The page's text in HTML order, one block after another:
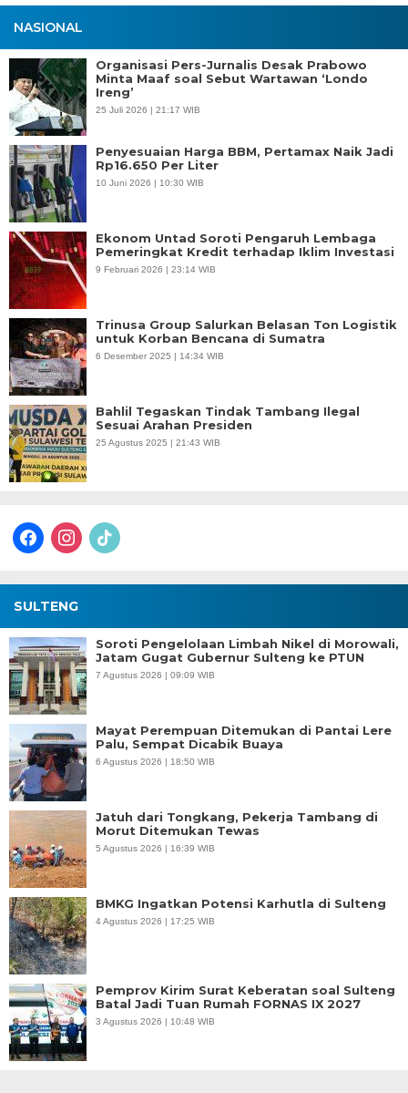
NASIONAL
Organisasi Pers-Jurnalis Desak Prabowo
Minta Maaf soal Sebut Wartawan ‘Londo
Ireng’
25 Juli 2026 | 21:17 WIB
Penyesuaian Harga BBM, Pertamax Naik Jadi
Rp16.650 Per Liter
10 Juni 2026 | 10:30 WIB
Ekonom Untad Soroti Pengaruh Lembaga
Pemeringkat Kredit terhadap Iklim Investasi
9 Februari 2026 | 23:14 WIB
Trinusa Group Salurkan Belasan Ton Logistik
untuk Korban Bencana di Sumatra
6 Desember 2025 | 14:34 WIB
Bahlil Tegaskan Tindak Tambang Ilegal
Sesuai Arahan Presiden
25 Agustus 2025 | 21:43 WIB
facebookinstagram
tiktok
SULTENG
Soroti Pengelolaan Limbah Nikel di Morowali,
Jatam Gugat Gubernur Sulteng ke PTUN
7 Agustus 2026 | 09:09 WIB
Mayat Perempuan Ditemukan di Pantai Lere
Palu, Sempat Dicabik Buaya
6 Agustus 2026 | 18:50 WIB
Jatuh dari Tongkang, Pekerja Tambang di
Morut Ditemukan Tewas
5 Agustus 2026 | 16:39 WIB
BMKG Ingatkan Potensi Karhutla di Sulteng
4 Agustus 2026 | 17:25 WIB
Pemprov Kirim Surat Keberatan soal Sulteng
Batal Jadi Tuan Rumah FORNAS IX 2027
3 Agustus 2026 | 10:48 WIB